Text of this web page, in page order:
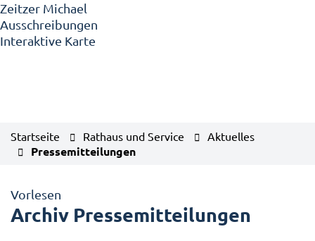
Zeitzer Michael
Ausschreibungen
Interaktive Karte
Startseite Rathaus und Service Aktuelles
Pressemitteilungen
Vorlesen
Archiv Pressemitteilungen